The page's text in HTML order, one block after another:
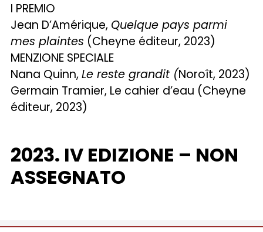
I PREMIO
Jean D’Amérique, Quelque pays parmi
mes plaintes (Cheyne éditeur, 2023)
MENZIONE SPECIALE
Nana Quinn,Le reste grandit (Noroît, 2023)
Germain Tramier, Le cahier d’eau (Cheyne
éditeur, 2023)
2023. IV EDIZIONE – NON
ASSEGNATO